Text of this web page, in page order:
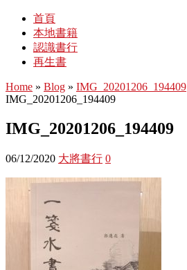
首頁
本地書籍
認識書行
再生書
Home » Blog » IMG_20201206_194409
IMG_20201206_194409
IMG_20201206_194409
06/12/2020 大將書行 0